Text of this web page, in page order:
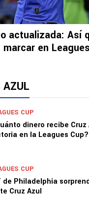
actualizada: Así
en
CUP
dinero recibe
en la Leagues Cup?
CUP
de Philadelphia
Cruz Azul